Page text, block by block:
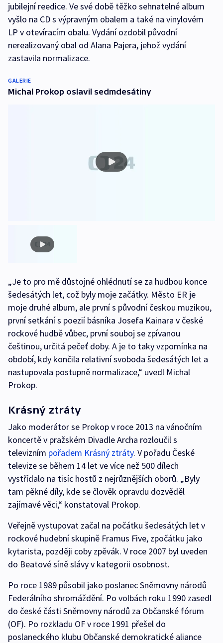
jubilejní reedice. Ve své době těžko sehnatelné album
vyšlo na CD s výpravným obalem a také na vinylovém
LP v otevíracím obalu. Vydání ozdobil původní
nerealizovaný obal od Alana Pajera, jehož vydání
zastavila normalizace.
GALERIE
Michal Prokop oslavil sedmdesátiny
„Je to pro mě důstojné ohlédnutí se za hudbou konce
šedesátých let, což byly moje začátky. Město ER je
moje druhé album, ale první s původní českou muzikou,
první setkání s poezií básníka Josefa Kainara v české
rockové hudbě vůbec, první souboj se zpívanou
češtinou, určitá pečeť doby. A je to taky vzpomínka na
období, kdy končila relativní svoboda šedesátých let a
nastupovala postupně normalizace,“ uvedl Michal
Prokop.
Krásný ztráty
Jako moderátor se Prokop v roce 2013 na vánočním
koncertě v pražském Divadle Archa rozloučil s
televizním pořadem Krásný ztráty. V pořadu České
televize se během 14 let ve více než 500 dílech
vystřídalo na tisíc hostů z nejrůznějších oborů. „Byly
tam pěkné díly, kde se člověk opravdu dozvěděl
zajímavé věci,“ konstatoval Prokop.
Veřejně vystupovat začal na počátku šedesátých let v
rockové hudební skupině Framus Five, zpočátku jako
kytarista, později coby zpěvák. V roce 2007 byl uveden
do Beatové síně slávy v kategorii osobnost.
Po roce 1989 působil jako poslanec Sněmovny národů
Federálního shromáždění. Po volbách roku 1990 zasedl
do české části Sněmovny národů za Občanské fórum
(OF). Po rozkladu OF v roce 1991 přešel do
poslaneckého klubu Občanské demokratické aliance